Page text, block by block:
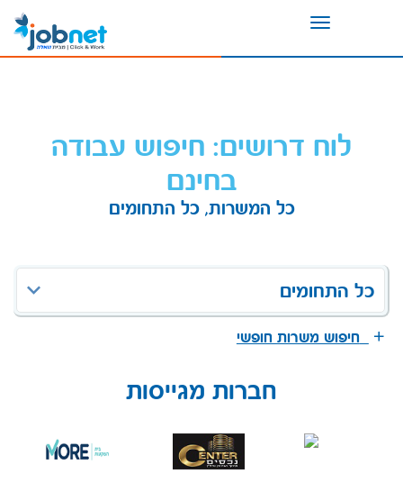
Toggle
לוח דרושים: חיפוש עבודה
בחינם
כל המשרות, כל התחומים
כל התחומים
חיפוש משרות חופשי
חברות מגייסות